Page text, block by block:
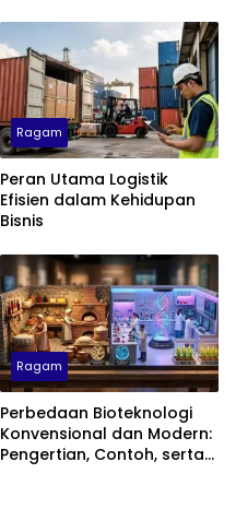
Ragam
Peran Utama Logistik
Efisien dalam Kehidupan
Bisnis
Ragam
Perbedaan Bioteknologi
Konvensional dan Modern:
Pengertian, Contoh, serta